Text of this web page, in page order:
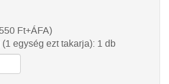
Ft+ÁFA)
egység ezt takarja): 1 db